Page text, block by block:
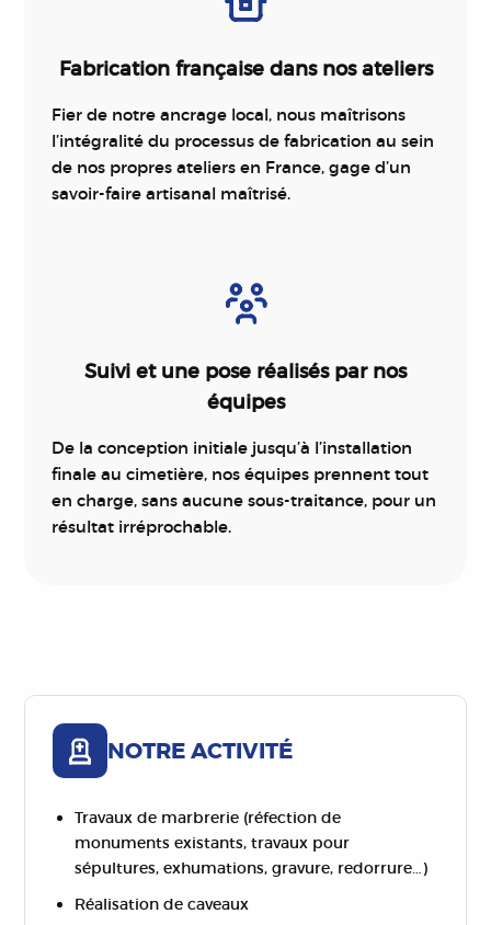
Fabrication française dans nos ateliers
Fier de notre ancrage local, nous maîtrisons
l’intégralité du processus de fabrication au sein
de nos propres ateliers en France, gage d’un
savoir-faire artisanal maîtrisé.
Suivi et une pose réalisés par nos
équipes
De la conception initiale jusqu’à l’installation
finale au cimetière, nos équipes prennent tout
en charge, sans aucune sous-traitance, pour un
résultat irréprochable.
NOTRE ACTIVITÉ
Travaux de marbrerie (réfection de
monuments existants, travaux pour
sépultures, exhumations, gravure, redorrure…)
Réalisation de caveaux